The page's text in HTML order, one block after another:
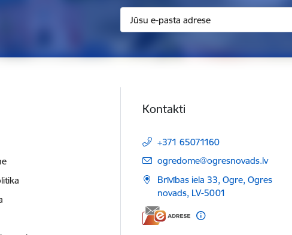
Kontakti
+371 65071160
E-pasts:
ogredome@ogresnovads.lv
Brīvības iela 33, Ogre, Ogres
novads, LV-5001